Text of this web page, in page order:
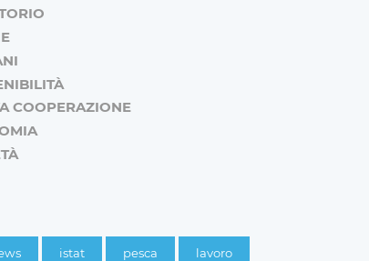
COOPERAZIONE
istat pesca lavoro